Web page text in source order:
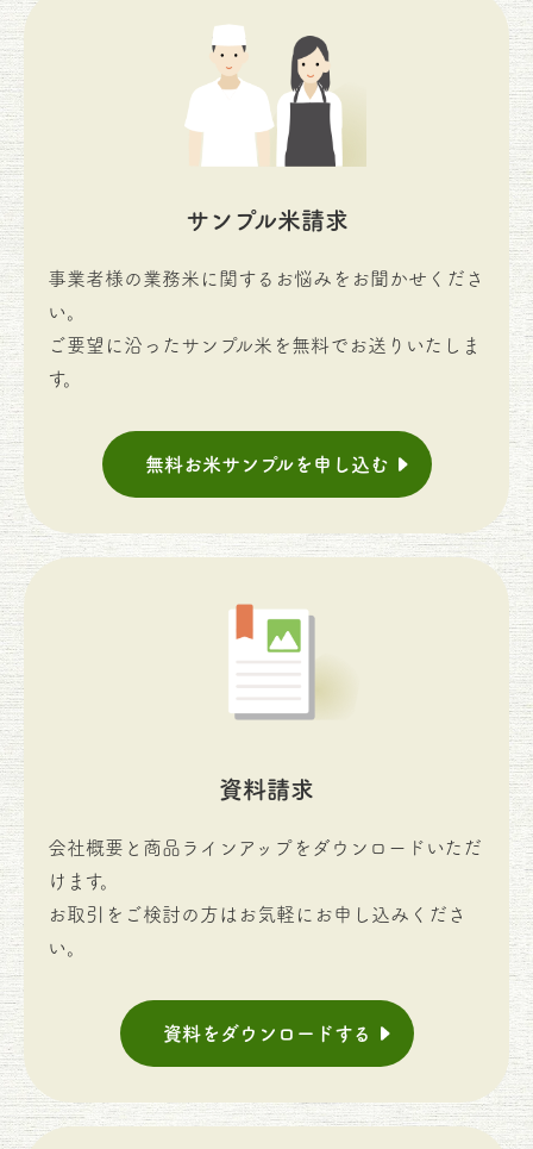
サンプル米請求
事業者様の業務米に関するお悩みをお聞かせくださ
い。
ご要望に沿ったサンプル米を無料でお送りいたしま
す。
無料お米サンプルを申し込む
資料請求
会社概要と商品ラインアップをダウンロードいただ
けます。
お取引をご検討の方はお気軽にお申し込みくださ
い。
資料をダウンロードする